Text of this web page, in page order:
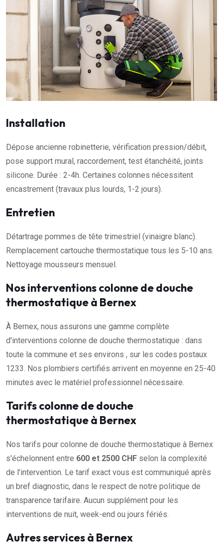
Installation
Dépose ancienne robinetterie, vérification pression/débit,
pose support mural, raccordement, test étanchéité, joints
silicone. Durée : 2-4h. Certaines colonnes nécessitent
encastrement (travaux plus lourds, 1-2 jours).
Entretien
Détartrage pommes de tête trimestriel (vinaigre blanc).
Remplacement cartouche thermostatique tous les 5-10 ans.
Nettoyage mousseurs mensuel.
Nos interventions colonne de douche
thermostatique à Bernex
À Bernex, nous assurons une gamme complète
d'interventions colonne de douche thermostatique : dans
toute la commune et ses environs , sur les codes postaux
1233. Nos plombiers certifiés arrivent en moyenne en 25-40
minutes avec le matériel professionnel nécessaire.
Tarifs colonne de douche
thermostatique à Bernex
Nos tarifs pour colonne de douche thermostatique à Bernex
s'échelonnent entre 600 et 2500 CHF selon la complexité
de l'intervention. Le tarif exact vous est communiqué après
un bref diagnostic, dans le respect de notre politique de
transparence tarifaire. Aucun supplément pour les
interventions de nuit, week-end ou jours fériés.
Autres services à Bernex